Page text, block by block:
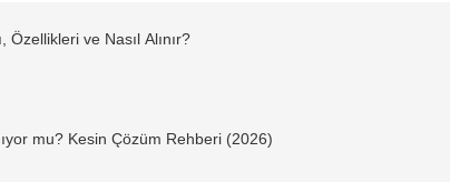
ve Nasıl Alınır?
mu? Kesin Çözüm Rehberi (2026)